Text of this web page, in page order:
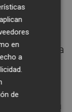
podio en
que han
ibérico y la
en liza. El
el triunfo
en la
se ha
en
a
.
de